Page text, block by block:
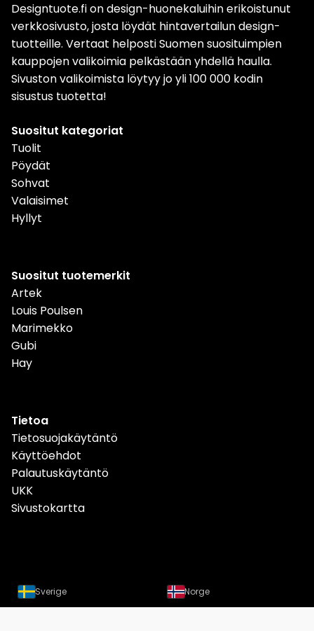
Designtuote.fi on design-huonekaluihin erikoistunut
verkkosivusto, josta löydät hintavertailun design-
tuotteille. Vertaat helposti Suomen suosituimpien
kauppojen valikoimia pelkästään yhdellä haulla.
Sivuston valikoimista löytyy jo yli 100 000 kodin
sisustus tuotetta!
Suositut kategoriat
Tuolit
Pöydät
Sohvat
Valaisimet
Hyllyt
Suositut tuotemerkit
Artek
Louis Poulsen
Marimekko
Gubi
Hay
Tietoa
Tietosuojakäytäntö
Käyttöehdot
Palautuskäytäntö
UKK
Sivustokartta
Sverige Norge